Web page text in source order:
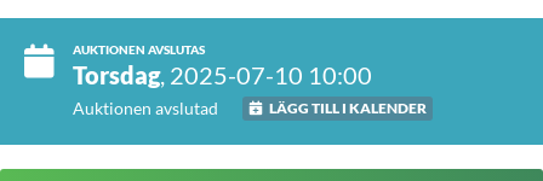
AUKTIONEN AVSLUTAS
Torsdag, 2025-07-10 10:00
Auktionen avslutad LÄGG TILL I KALENDER